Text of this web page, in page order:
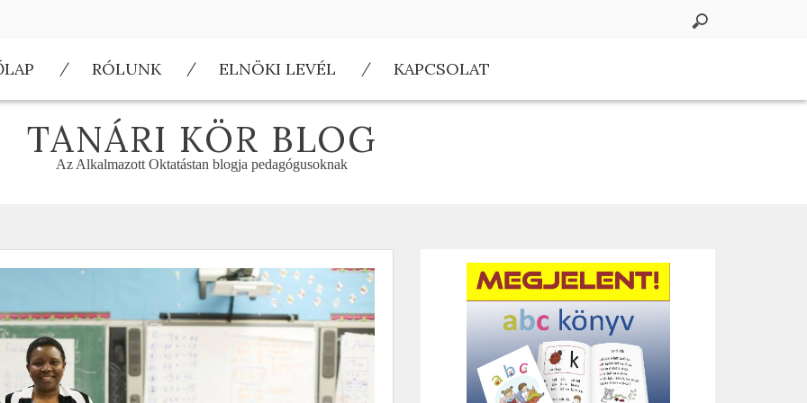
RÓLUNK ELNÖKI LEVÉL KAPCSOLAT
TANÁRI KÖR BLOG
Az Alkalmazott Oktatástan blogja pedagógusoknak